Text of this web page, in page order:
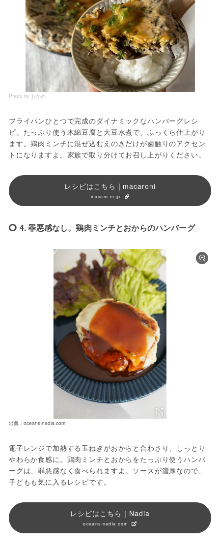
Photo by おかめ
フライパンひとつで完成のダイナミックなハンバーグレシ
ピ。たっぷり使う木綿豆腐と大豆水煮で、ふっくら仕上がり
ます。鶏肉ミンチに混ぜ込むえのきだけが歯触りのアクセン
トになりますよ。家族で取り分けてお召し上がりください。
レシピはこちら｜macaroni
macaro-ni.jp
4. 罪悪感なし。鶏肉ミンチとおからのハンバーグ
出典：oceans-nadia.com
電子レンジで加熱する玉ねぎがおからと合わさり、しっとり
やわらか食感に。鶏肉ミンチとおからをたっぷり使うハンバ
ーグは、罪悪感なく食べられますよ。ソースが濃厚なので、
子どもも気に入るレシピです。
レシピはこちら｜Nadia
oceans-nadia.com